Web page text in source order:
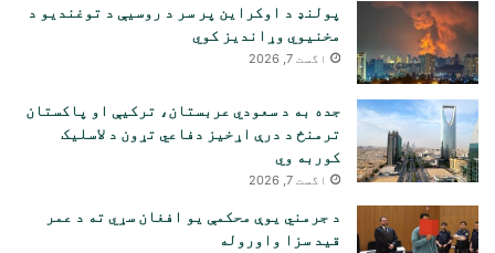
پولنډ د اوکراین پر سر د روسیې د توغندیو د
مخنیوي وړاندیز کوي
اگست 7, 2026
جده به د سعودي عربستان، ترکیې او پاکستان
ترمنځ د درې اړخیز دفاعي تړون د لاسلیک
کوربه وي
اگست 7, 2026
د جرمني یوې محکمې یو افغان سړي ته د عمر
قید سزا واوروله